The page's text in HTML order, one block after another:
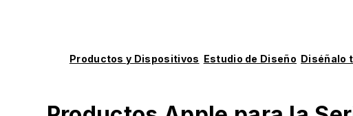
Productos y Dispositivos Estudio de Diseño Diséñalo